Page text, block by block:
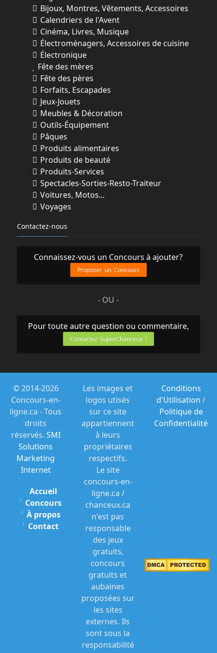
Bijoux, Montres, Vêtements, Accessoires
Calendriers de l'Avent
Cinéma, Livres, Musique
Électroménagers, Accessoires de cuisine
Électronique
Fête des mères
Fête des pères
Forfaits, Escapades
Jeux-Jouets
Meubles & Décoration
Outils-Équipement
Pâques
Produits alimentaires
Produits de beauté
Produits-Services
Spectacles-Sorties-Resto-Traiteur
Voitures, Motos...
Voyages
Contactez-nous
Connaissez-vous un Concours à ajouter?
Proposer un Concours
- OU -
Pour toute autre question ou commentaire,
Contactez SuperChanceux !
© 2014-2026
Concours-en-
ligne.ca - Tous
droits
réservés. SMI
Solutions
Marketing
Internet
Accueil
Concours
À propos
Contact
Les images et
logos utisés
sur ce site
appartiennent
à leurs
propriétaires
respectifs.
Le site
concours-en-
ligne.ca /
chanceux.ca
n'est pas
responsable
des jeux
gratuits,
concours
gratuits et
aubaines
proposées sur
les sites
externes. Ils
sont sous la
responsabilité
Conditions
d'Utilisation /
Politique de
Confidentialité